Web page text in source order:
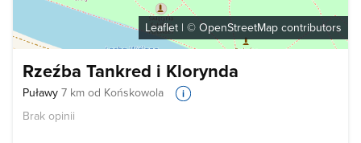
Leaflet | © OpenStreetMap contributors
Rzeźba Tankred i Klorynda
Puławy 7 km od Końskowola
Brak opinii